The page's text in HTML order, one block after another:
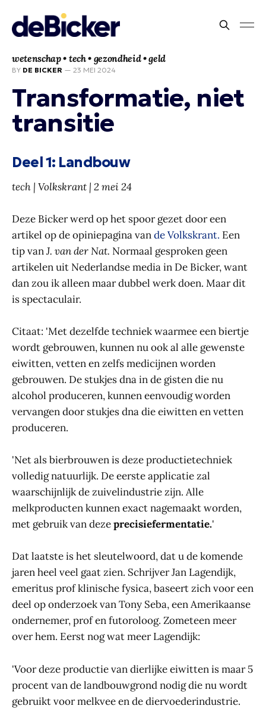
wetenschap • tech • gezondheid • geld
BY DE BICKER — 23 MEI 2024
Transformatie, niet
transitie
Deel 1: Landbouw
tech | Volkskrant | 2 mei 24
Deze Bicker werd op het spoor gezet door een
artikel op de opiniepagina vande Volkskrant. Een
tip vanJ. van der Nat. Normaal gesproken geen
artikelen uit Nederlandse media in De Bicker, want
dan zou ik alleen maar dubbel werk doen. Maar dit
is spectaculair.
Citaat: 'Met dezelfde techniek waarmee een biertje
wordt gebrouwen, kunnen nu ook al alle gewenste
eiwitten, vetten en zelfs medicijnen worden
gebrouwen. De stukjes dna in de gisten die nu
alcohol produceren, kunnen eenvoudig worden
vervangen door stukjes dna die eiwitten en vetten
produceren.
'Net als bierbrouwen is deze productietechniek
volledig natuurlijk. De eerste applicatie zal
waarschijnlijk de zuivelindustrie zijn. Alle
melkproducten kunnen exact nagemaakt worden,
met gebruik van dezeprecisiefermentatie.'
Dat laatste is het sleutelwoord, dat u de komende
jaren heel veel gaat zien. Schrijver Jan Lagendijk,
emeritus prof klinische fysica, baseert zich voor een
deel op onderzoek van Tony Seba, een Amerikaanse
ondernemer, prof en futoroloog. Zometeen meer
over hem. Eerst nog wat meer Lagendijk:
'Voor deze productie van dierlijke eiwitten is maar 5
procent van de landbouwgrond nodig die nu wordt
gebruikt voor melkvee en de diervoederindustrie.